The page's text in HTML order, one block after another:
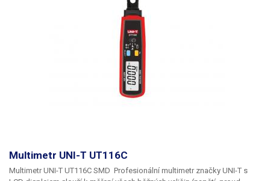
, cena kalibrace závisí na typu zařízení a rozsahu kalibrace u
jednotlivých měrných veličin. V případě zájmu o kalibraci kontaktujte
prosím naše obchodí oddělení, které Vám, v co nejkratším zašle
cenovou kalkulaci za kalibraci dle vašich požadavků.
přístrojů (multimetry, klešťové multimetry lze kalibrovat tyto veličiny)
Stejnosměrné napětí, Střídavé napětí, Stejnosměrný proud, Střídavý
UT120C, pouzdro
Multimetr UNI-T UT116C
​Multimetr UNI-T UT116C SMD